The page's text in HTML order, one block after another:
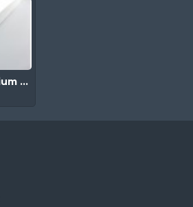
Redőnytok alumínium tokvéghez (140 mm/Fehér)